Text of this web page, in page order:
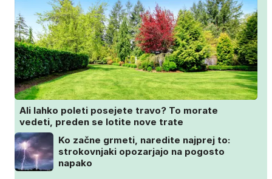
Ali lahko poleti posejete travo? To morate
vedeti, preden se lotite nove trate
Ko začne grmeti, naredite najprej to:
strokovnjaki opozarjajo na pogosto
napako